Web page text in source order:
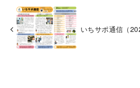
いちサポ通信（